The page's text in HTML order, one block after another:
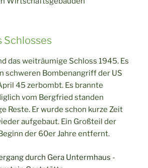
Schlosses
das weiträumige Schloss 1945. Es
schweren Bombenangriff der US
45 zerbombt. Es brannte
vom Bergfried standen
Reste. Er wurde schon kurze Zeit
aufgebaut. Ein Großteil der
der 60er Jahre entfernt.